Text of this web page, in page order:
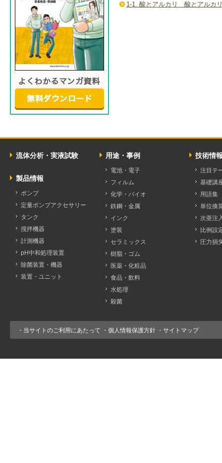
1-1. 酸とアルカリ 酸とアルカ
流体分析・実液試験
製品情報
ポンプ
定量ポンプアクセサリー
タンク
撹拌機器
計測機器
pH中和処理装置
除菌装置・機器
装置・ユニット
用途・事例
電池・電子
フィルム
化学・バイオ
鉄鋼・金属
インク
塗装
セラミックス
樹脂・ゴム
医薬・化粧品
食品・飲料
水処理
殺菌
技術情
注目テ
基礎講
用語集
単位換
次亜注
比例設
圧力損
・ 当サイトのご利用にあたって ・ 個人情報保護方針 ・ サイトマップ